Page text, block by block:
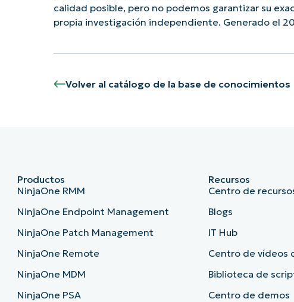
calidad posible, pero no podemos garantizar su
propia investigación independiente. Generado el
Volver al catálogo de la base de conocimientos
Productos
NinjaOne RMM
NinjaOne Endpoint Management
NinjaOne Patch Management
NinjaOne Remote
NinjaOne MDM
NinjaOne PSA
Recursos
Centro de
Blogs
IT Hub
Centro de vídeos
Biblioteca de
Centro de demos